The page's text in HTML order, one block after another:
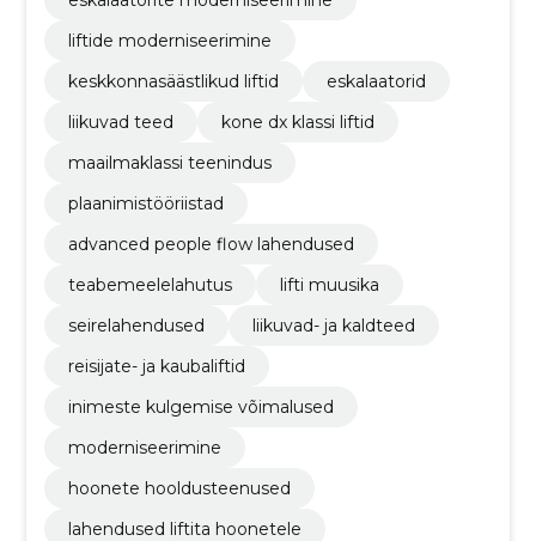
liftide moderniseerimine
keskkonnasäästlikud liftid
eskalaatorid
liikuvad teed
kone dx klassi liftid
maailmaklassi teenindus
plaanimistööriistad
advanced people flow lahendused
teabemeelelahutus
lifti muusika
seirelahendused
liikuvad- ja kaldteed
reisijate- ja kaubaliftid
inimeste kulgemise võimalused
moderniseerimine
hoonete hooldusteenused
lahendused liftita hoonetele